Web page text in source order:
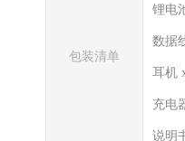
包装清单
锂电
数据
耳机
充电
说明